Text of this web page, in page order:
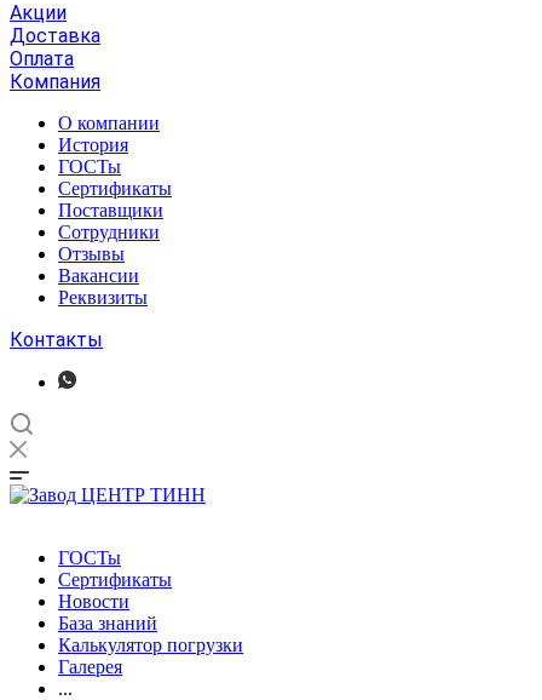
Акции
Доставка
Оплата
Компания
О компании
История
ГОСТы
Сертификаты
Поставщики
Сотрудники
Отзывы
Вакансии
Реквизиты
Контакты
ГОСТы
Сертификаты
Новости
База знаний
Калькулятор погрузки
Галерея
...